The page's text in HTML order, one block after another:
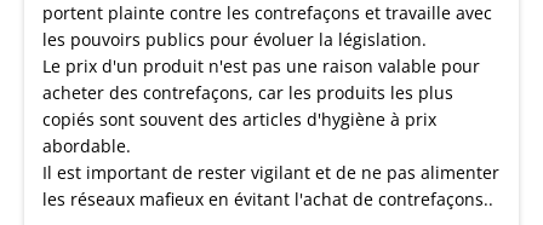
portent plainte contre les contrefaçons et travaille avec
les pouvoirs publics pour évoluer la législation.
Le prix d'un produit n'est pas une raison valable pour
acheter des contrefaçons, car les produits les plus
copiés sont souvent des articles d'hygiène à prix
abordable.
Il est important de rester vigilant et de ne pas alimenter
les réseaux mafieux en évitant l'achat de contrefaçons..